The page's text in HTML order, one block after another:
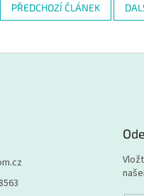
PŘEDCHOZÍ ČLÁNEK